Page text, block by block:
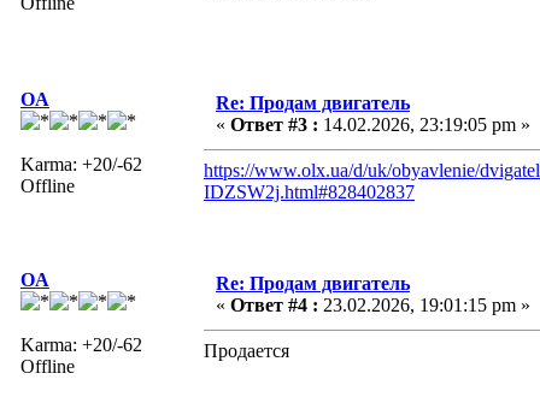
OA
Karma: +20/-62
Offline
Re: Продам двигатель
« Ответ #3 : 14.02.2026, 23:19:05 pm »
https://www.olx.ua/d/uk/obyavlenie/
IDZSW2j.html#828402837
OA
Karma: +20/-62
Offline
Re: Продам двигатель
« Ответ #4 : 23.02.2026, 19:01:15 pm »
Продается